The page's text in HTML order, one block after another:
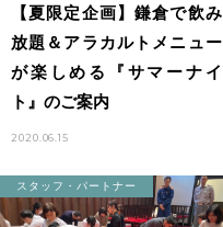
【夏限定企画】鎌倉で飲み
放題＆アラカルトメニュー
が楽しめる『サマーナイ
ト』のご案内
2020.06.15
スタッフ・パートナー